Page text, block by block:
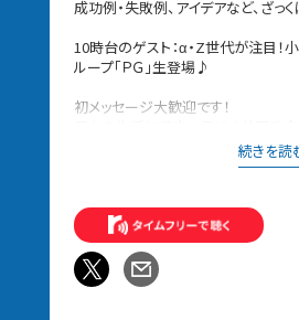
成功例・失敗例、アイデアなど、ざっ
10時台のゲスト：α・Z世代が注目！
ループ「ＰＧ」生登場♪
初メッセージ大歓迎です！
メッセージは、Blue Oceanのウェブ
続きを読